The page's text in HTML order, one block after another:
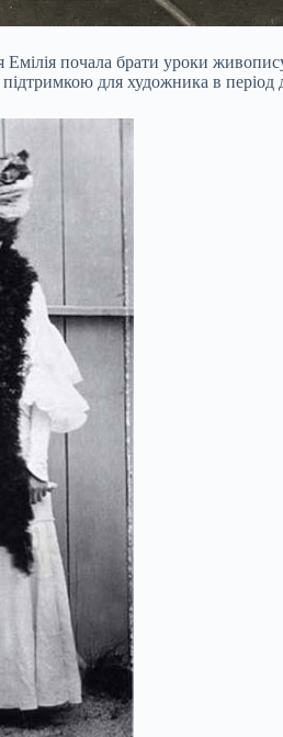
Емілія почала брати уроки
для художника в період